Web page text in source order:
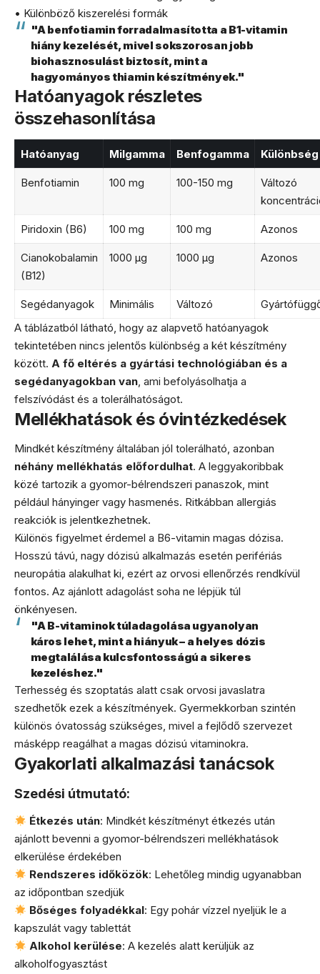
• Különböző kiszerelési formák
"A benfotiamin forradalmasította a B1-vitamin
hiány kezelését, mivel sokszorosan jobb
biohasznosulást biztosít, mint a
hagyományos thiamin készítmények."
Hatóanyagok részletes
összehasonlítása
Hatóanyag Milgamma Benfogamma Különbség
Benfotiamin 100 mg 100-150 mg
Változó
Piridoxin (B6) 100 mg 100 mg Azonos
Cianokobalamin
(B12)
1000 μg 1000 μg Azonos
Segédanyagok Minimális Változó
A táblázatból látható, hogy az alapvető hatóanyagok
tekintetében nincs jelentős különbség a két készítmény
között. A fő eltérés a gyártási technológiában és a
segédanyagokban van, ami befolyásolhatja a
felszívódást és a tolerálhatóságot.
Mellékhatások és óvintézkedések
Mindkét készítmény általában jól tolerálható, azonban
néhány mellékhatás előfordulhat. A leggyakoribbak
közé tartozik a gyomor-bélrendszeri panaszok, mint
például hányinger vagy hasmenés. Ritkábban allergiás
reakciók is jelentkezhetnek.
Különös figyelmet érdemel a B6-vitamin magas dózisa.
Hosszú távú, nagy dózisú alkalmazás esetén perifériás
neuropátia alakulhat ki, ezért az orvosi ellenőrzés rendkívül
fontos. Az ajánlott adagolást soha ne lépjük túl
önkényesen.
"A B-vitaminok túladagolása ugyanolyan
káros lehet, mint a hiányuk – a helyes dózis
megtalálása kulcsfontosságú a sikeres
kezeléshez."
Terhesség és szoptatás alatt csak orvosi javaslatra
szedhetők ezek a készítmények. Gyermekkorban szintén
különös óvatosság szükséges, mivel a fejlődő szervezet
másképp reagálhat a magas dózisú vitaminokra.
Gyakorlati alkalmazási tanácsok
Szedési útmutató:
Étkezés után: Mindkét készítményt étkezés után
ajánlott bevenni a gyomor-bélrendszeri mellékhatások
elkerülése érdekében
Rendszeres időközök: Lehetőleg mindig ugyanabban
az időpontban szedjük
Bőséges folyadékkal: Egy pohár vízzel nyeljük le a
kapszulát vagy tablettát
Alkohol kerülése: A kezelés alatt kerüljük az
alkoholfogyasztást